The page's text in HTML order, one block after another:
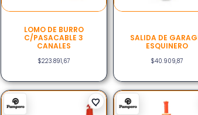
LOMO DE BURRO
C/PASACABLE 3
CANALES
$223.891,67
SALIDA DE
ESQUINERO
$40.909,87